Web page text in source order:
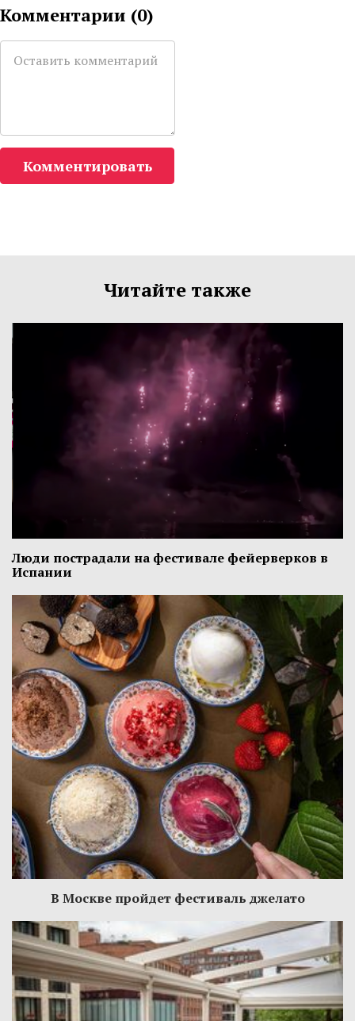
Комментарии (0)
Комментировать
Читайте также
Люди пострадали на фестивале фейерверков в
Испании
В Москве пройдет фестиваль джелато